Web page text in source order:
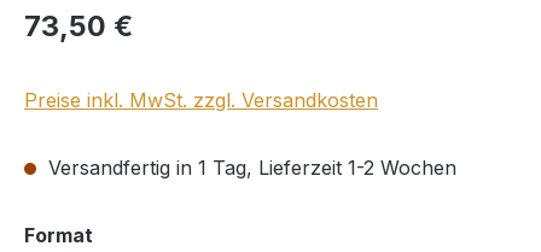
Regulärer Preis:
73,50 €
Preise inkl. MwSt. zzgl. Versandkosten
Versandfertig in 1 Tag, Lieferzeit 1-2 Wochen
Format